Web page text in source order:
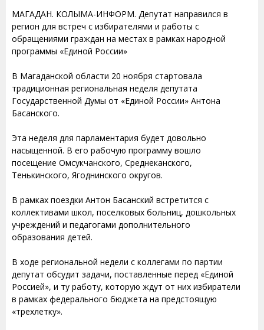
МАГАДАН. КОЛЫМА-ИНФОРМ. Депутат направился в
регион для встреч с избирателями и работы с
обращениями граждан на местах в рамках народной
программы «Единой России»
В Магаданской области 20 ноября стартовала
традиционная региональная неделя депутата
Государственной Думы от «Единой России» Антона
Басанского.
Эта неделя для парламентария будет довольно
насыщенной. В его рабочую программу вошло
посещение Омсукчанского, Среднеканского,
Тенькинского, Ягоднинского округов.
В рамках поездки Антон Басанский встретится с
коллективами школ, поселковых больниц, дошкольных
учреждений и педагогами дополнительного
образования детей.
В ходе региональной недели с коллегами по партии
депутат обсудит задачи, поставленные перед «Единой
Россией», и ту работу, которую ждут от них избиратели
в рамках федерального бюджета на предстоящую
«трехлетку».